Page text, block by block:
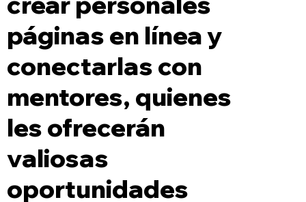
páginas en línea y
conectarlas con
mentores, quienes
les ofrecerán
valiosas
oportunidades